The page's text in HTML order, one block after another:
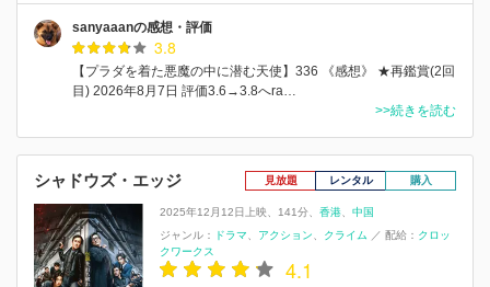
sanyaaanの感想・評価
3.8
【プラダを着た悪魔の中に潜む天使】336 《感想》 ★再鑑賞(2回
目) 2026年8月7日 評価3.6→3.8へra…
>>続きを読む
シャドウズ・エッジ 見放題 レンタル 購入
2025年12月12日上映 141分 香港
中国
ジャンル：
ドラマ アクション クライム ／ 配給： クロッ
クワークス
4.1